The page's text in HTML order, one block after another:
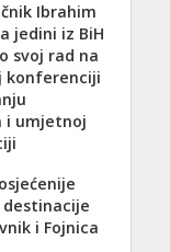
Ibrahim
jedini iz BiH
svoj rad na
konferenciji
i umjetnoj
i Fojnica